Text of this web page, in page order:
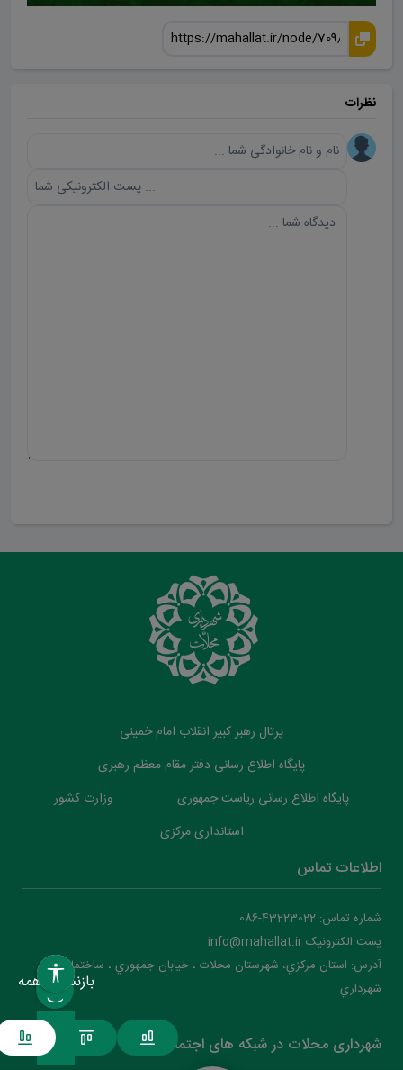
نظرات
پرتال رهبر کبیر انقلاب امام خمینی
پایگاه اطلاع رسانی دفتر مقام معظم رهبری
پایگاه اطلاع رسانی ریاست جمهوری
وزارت کشور
استانداری مرکزی
اطلاعات تماس
شماره تماس: 43223022-086
پست الکترونیک info@mahallat.ir
آدرس: استان مرکزي، شهرستان محلات ‌‌‌، خيابان جمهوري ، ساختمان
شهرداري
شهرداری محلات در شبکه های اجتماعی
بازنشانی همه